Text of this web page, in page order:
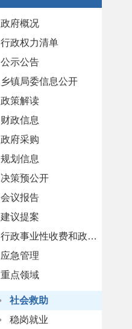
政府概况
政府领导
政府部门
行政权力清单
权责清单
动态调整情况
公示公告
乡镇局委信息公开
政策解读
文字解读
图文解读
视频解读
财政信息
资金及其他事项公开
县级政府预决算
乡级政府预决算
部门预决算
政府采购
规划信息
规划纲要
国民经济和社会发展报告
专项规划
空间规划
决策预公开
决策公开制度
决策公开目录
意见征集
意见反馈
起草说明
会议报告
政府工作报告
政府常务会议
政府全会
建议提案
办理总体情况
人大代表建议
政协委员提案
行政事业性收费和政府性基金清单
行政事业性收费
政府性基金清单
应急管理
重点领域
社会救助
稳岗就业